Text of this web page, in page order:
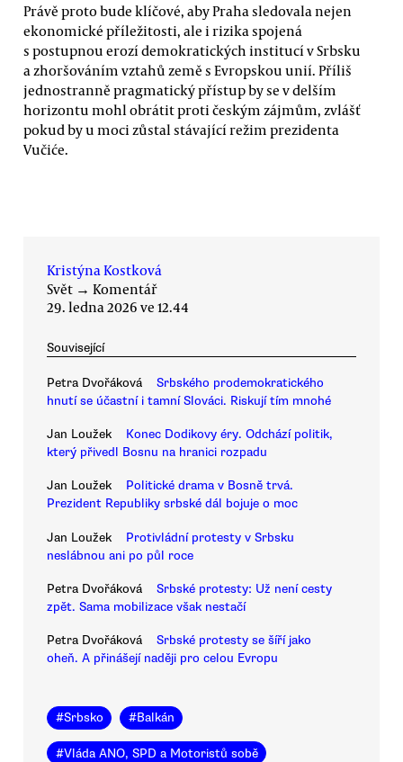
Právě proto bude klíčové, aby Praha sledovala nejen
ekonomické příležitosti, ale i rizika spojená
s postupnou erozí demokratických institucí v Srbsku
a zhoršováním vztahů země s Evropskou unií. Příliš
jednostranně pragmatický přístup by se v delším
horizontu mohl obrátit proti českým zájmům, zvlášť
pokud by u moci zůstal stávající režim prezidenta
Vučiće.
Kristýna Kostková
Svět → Komentář
29. ledna 2026 ve 12.44
Související
Petra Dvořáková
Srbského prodemokratického
hnutí se účastní i tamní Slováci. Riskují tím mnohé
Jan Loužek
Konec Dodikovy éry. Odchází politik,
který přivedl Bosnu na hranici rozpadu
Jan Loužek
Politické drama v Bosně trvá.
Prezident Republiky srbské dál bojuje o moc
Jan Loužek
Protivládní protesty v Srbsku
neslábnou ani po půl roce
Petra Dvořáková
Srbské protesty: Už není cesty
zpět. Sama mobilizace však nestačí
Petra Dvořáková
Srbské protesty se šíří jako
oheň. A přinášejí naději pro celou Evropu
#Srbsko #Balkán
#Vláda ANO, SPD a Motoristů sobě